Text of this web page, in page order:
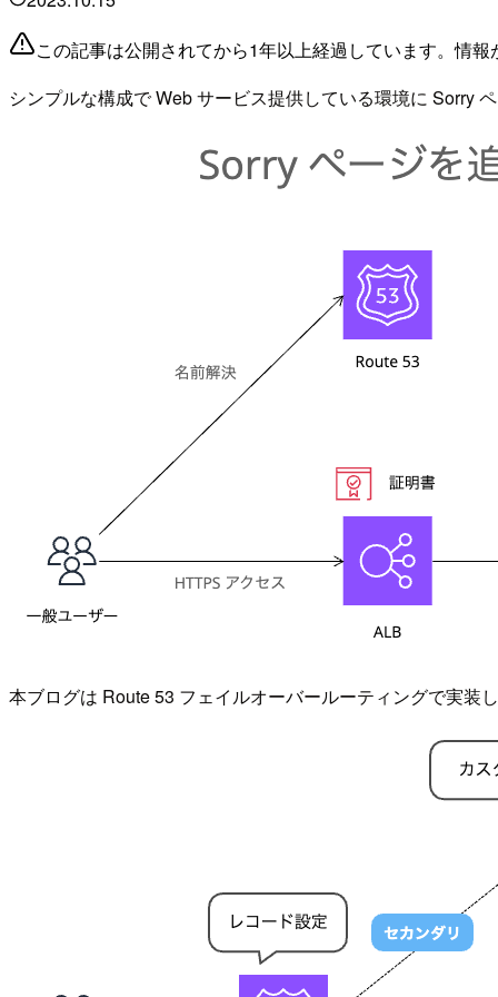
この記事は公開されてから1年以上経過しています。情
シンプルな構成で Web サービス提供している環境に Sorry
本ブログは Route 53 フェイルオーバールーティングで実装